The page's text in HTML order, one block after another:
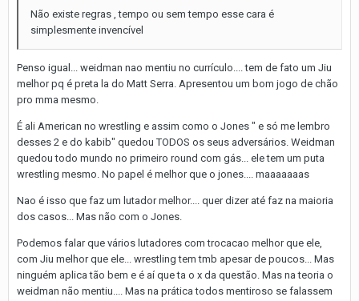
Não existe regras , tempo ou sem tempo esse cara é
simplesmente invencível
Penso igual... weidman nao mentiu no currículo.... tem de fato um Jiu
melhor pq é preta la do Matt Serra. Apresentou um bom jogo de chão
pro mma mesmo.
É ali American no wrestling e assim como o Jones " e só me lembro
desses 2 e do kabib" quedou TODOS os seus adversários. Weidman
quedou todo mundo no primeiro round com gás... ele tem um puta
wrestling mesmo. No papel é melhor que o jones.... maaaaaaas
Nao é isso que faz um lutador melhor.... quer dizer até faz na maioria
dos casos... Mas não com o Jones.
Podemos falar que vários lutadores com trocacao melhor que ele,
com Jiu melhor que ele... wrestling tem tmb apesar de poucos... Mas
ninguém aplica tão bem e é aí que ta o x da questão. Mas na teoria o
weidman não mentiu.... Mas na prática todos mentiroso se falassem